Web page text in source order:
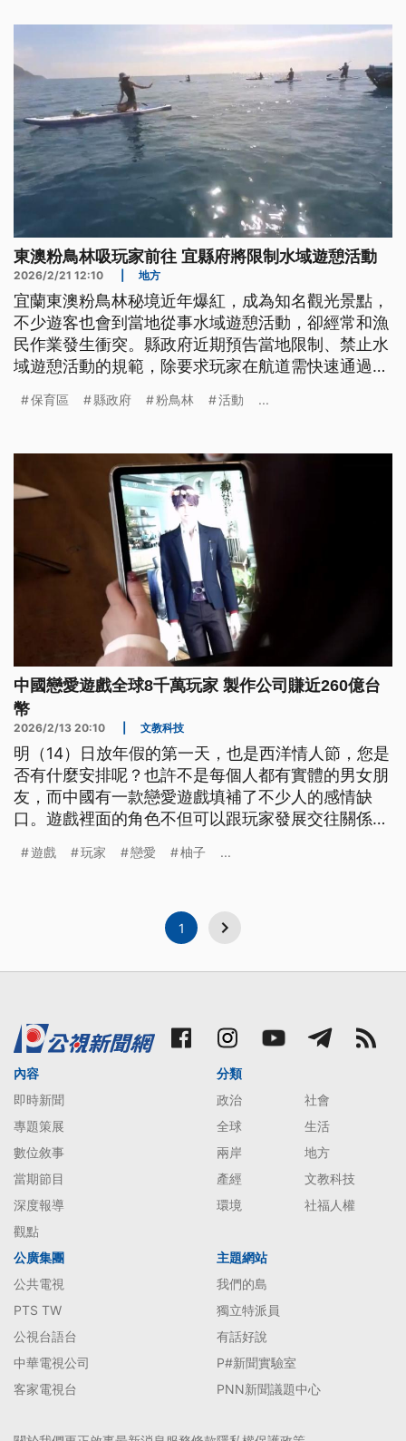
東澳粉鳥林吸玩家前往 宜縣府將限制水域遊憩活動
2026/2/21 12:10 地方
宜蘭東澳粉鳥林秘境近年爆紅，成為知名觀光景點，
不少遊客也會到當地從事水域遊憩活動，卻經常和漁
民作業發生衝突。縣政府近期預告當地限制、禁止水
域遊憩活動的規範，除要求玩家在航道需快速通過，
規範待縣府研議各界意見後，正式公告上路。
保育區 縣政府 粉鳥林 活動 ...
中國戀愛遊戲全球8千萬玩家 製作公司賺近260億台
幣
2026/2/13 20:10 文教科技
明（14）日放年假的第一天，也是西洋情人節，您是
否有什麼安排呢？也許不是每個人都有實體的男女朋
友，而中國有一款戀愛遊戲填補了不少人的感情缺
口。遊戲裡面的角色不但可以跟玩家發展交往關係，
像。這款遊戲在全球已經有8000萬名玩家，去
遊戲 玩家 戀愛 柚子 ...
1
內容
即時新聞
專題策展
數位敘事
當期節目
深度報導
觀點
分類
政治
社會
全球
生活
兩岸
地方
產經
文教科技
環境
社福人權
公廣集團
公共電視
PTS TW
公視台語台
中華電視公司
客家電視台
主題網站
我們的島
獨立特派員
有話好說
P#新聞實驗室
PNN新聞議題中心